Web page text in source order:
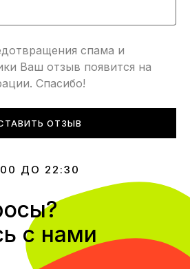
спама и
Ваш отзыв появится на
Спасибо!
ОТЗЫВ
ДО 22:30
с нами